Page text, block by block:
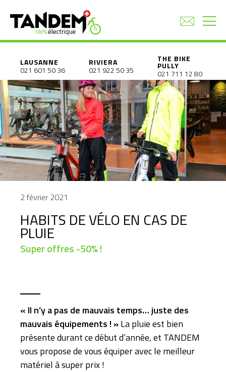
LAUSANNE
021 601 50 36
RIVIERA
021 922 50 35
THE BIKE
PULLY
021 711 12 80
2 février 2021
HABITS DE VÉLO EN CAS DE
PLUIE
Super offres -50% !
« Il n’y a pas de mauvais temps… juste des
mauvais équipements ! »La pluie est bien
présente durant ce début d’année, et TANDEM
vous propose de vous équiper avec le meilleur
matériel à super prix !